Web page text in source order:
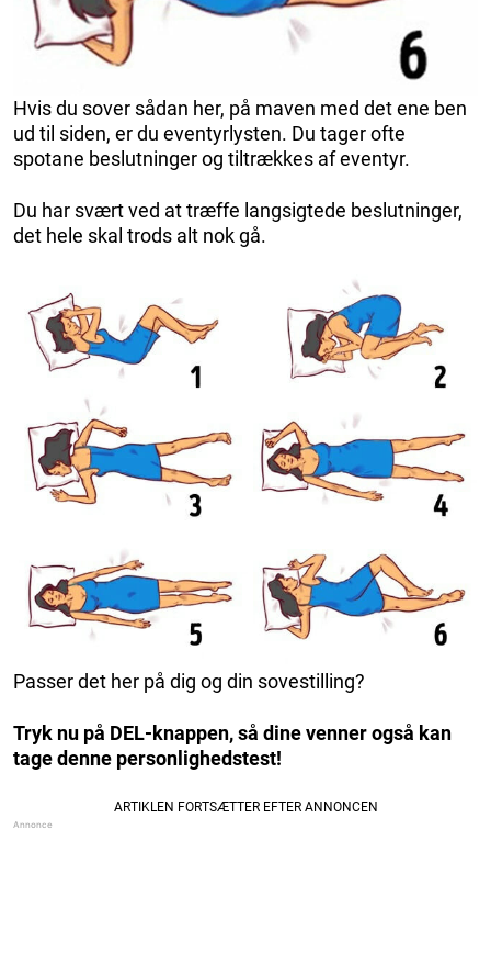
Hvis du sover sådan her, på maven med det ene ben
ud til siden, er du eventyrlysten. Du tager ofte
spotane beslutninger og tiltrækkes af eventyr.
Du har svært ved at træffe langsigtede beslutninger,
det hele skal trods alt nok gå.
Passer det her på dig og din sovestilling?
Tryk nu på DEL-knappen, så dine venner også kan
tage denne personlighedstest!